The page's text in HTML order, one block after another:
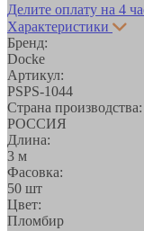
Делите оплату на 4
Характеристики
Бренд:
Docke
Артикул:
PSPS-1044
Страна производства:
РОССИЯ
Длина:
3 м
Фасовка:
50 шт
Цвет:
Пломбир